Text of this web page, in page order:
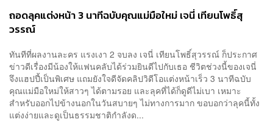
ถอดลุคแต่งหน้า 3 นาทีฉบับคุณแม่มือใหม่ เจนี่ เทียนโพธิ์สุ
วรรณ์
ทันทีที่ผลงานละคร แรงเงา 2 จบลง เจนี่ เทียนโพธิ์สุวรรณ์ ก็ประกาศ
ข่าวดีเรื่องมีน้องให้แฟนคลับได้ร่วมยินดีไปกับเธอ ชีวิตช่วงนี้ของเจนี่
จึงแฮปปี้เป็นพิเศษ แถมยังใจดีจัดคลิปวิดีโอแต่งหน้าเร็ว 3 นาทีฉบับ
คุณแม่มือใหม่ให้สาวๆ ได้ตามรอย และลุคที่ได้ก็ดูดีไม่เบา เหมาะ
สำหรับออกไปข้างนอกในวันสบายๆ ไม่ทางการมาก ขอบอกว่าลุคนี้ทั้ง
แต่งง่ายและดูเป็นธรรมชาติกำลังด...